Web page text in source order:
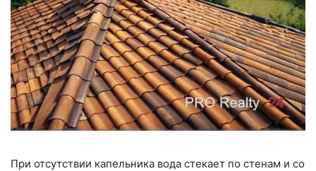
При отсутствии капельника вода стекает по стенам и со